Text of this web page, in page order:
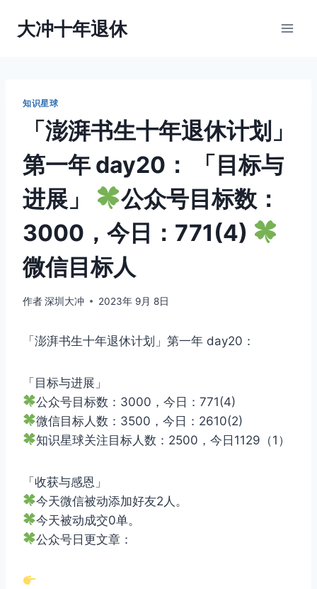
大冲十年退休
知识星球
「澎湃书生十年退休计划」
第一年 day20： 「目标与
进展」
公众号目标数：
3000，今日：771(4)
微信目标人
作者深圳大冲 2023年 9月 8日
「澎湃书生十年退休计划」第一年 day20：
「目标与进展」
公众号目标数：3000，今日：771(4)
微信目标人数：3500，今日：2610(2)
知识星球关注目标人数：2500，今日1129（1）
「收获与感恩」
今天微信被动添加好友2人。
今天被动成交0单。
公众号日更文章：